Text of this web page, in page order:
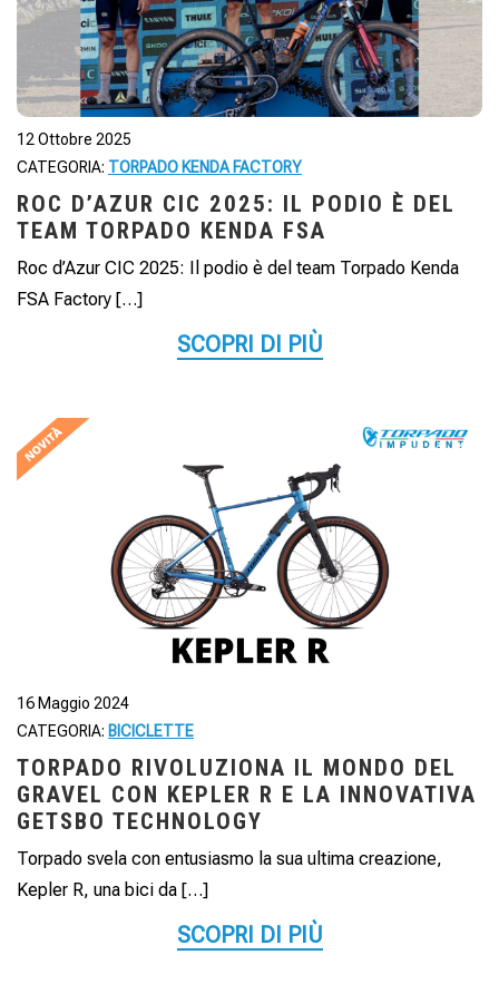
12 Ottobre 2025
CATEGORIA: TORPADO KENDA FACTORY
ROC D’AZUR CIC 2025: IL PODIO È DEL
TEAM TORPADO KENDA FSA
Roc d’Azur CIC 2025: Il podio è del team Torpado Kenda
FSA Factory […]
SCOPRI DI PIÙ
16 Maggio 2024
CATEGORIA: BICICLETTE
TORPADO RIVOLUZIONA IL MONDO DEL
GRAVEL CON KEPLER R E LA INNOVATIVA
GETSBO TECHNOLOGY
Torpado svela con entusiasmo la sua ultima creazione,
Kepler R, una bici da […]
SCOPRI DI PIÙ